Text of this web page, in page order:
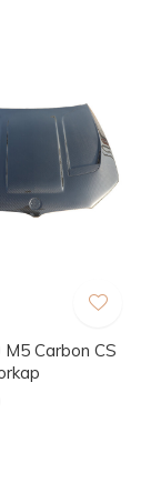
Carbon CS